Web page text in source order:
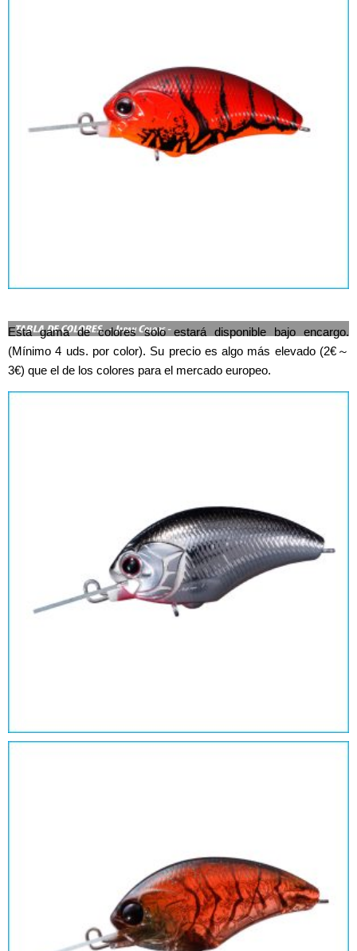
Esta gama de colores solo estará disponible bajo encargo.
(Mínimo 4 uds. por color). Su precio es algo más elevado (2€～
3€) que el de los colores para el mercado europeo.